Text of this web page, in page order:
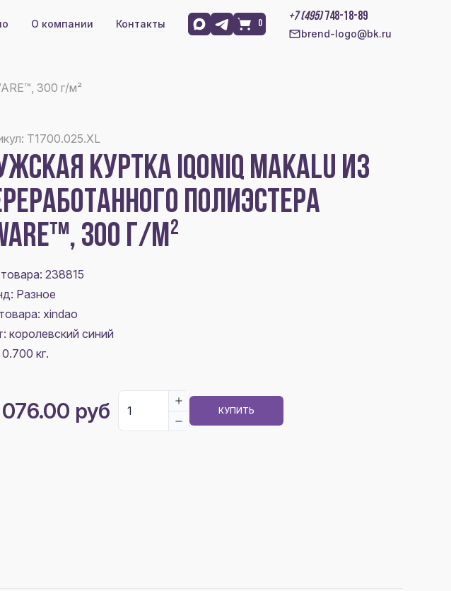
О компании Контакты 0
+7 (495)748-18-89
brend-logo@bk.ru
300 г/м²
T1700.025.XL
КУРТКА IQONIQ MAKALU ИЗ
ПОЛИЭСТЕРА
300 Г/М²
238815
Разное
xindao
королевский синий
кг.
076.00 руб КУПИТЬ